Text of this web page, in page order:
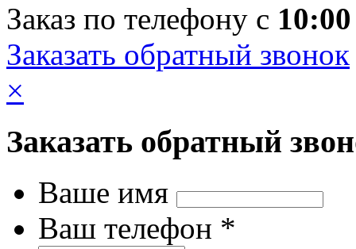
Заказ по телефону с 10:00
Заказать обратный звонок
×
Заказать обратный
Ваше имя
Ваш телефон *